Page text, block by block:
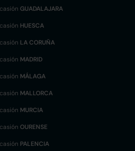
GUADALAJARA
HUESCA
LA CORUÑA
MADRID
MÁLAGA
MALLORCA
MURCIA
OURENSE
PALENCIA